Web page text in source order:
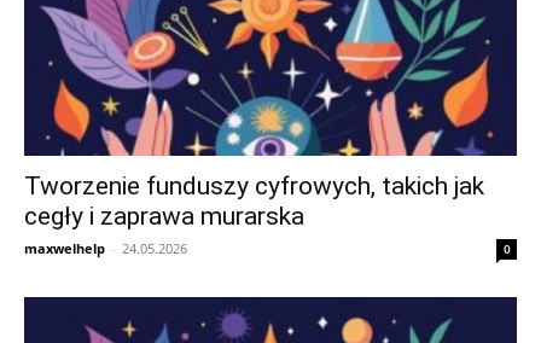
Tworzenie funduszy cyfrowych, takich jak
cegły i zaprawa murarska
maxwelhelp - 24.05.2026 0